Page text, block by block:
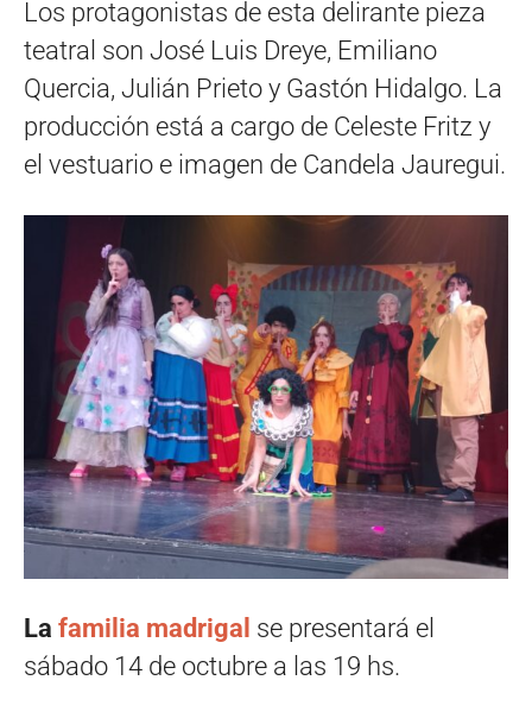
Los protagonistas de esta delirante pieza
teatral son José Luis Dreye, Emiliano
Quercia, Julián Prieto y Gastón Hidalgo. La
producción está a cargo de Celeste Fritz y
el vestuario e imagen de Candela Jauregui.
La familia madrigal se presentará el
sábado 14 de octubre a las 19 hs.